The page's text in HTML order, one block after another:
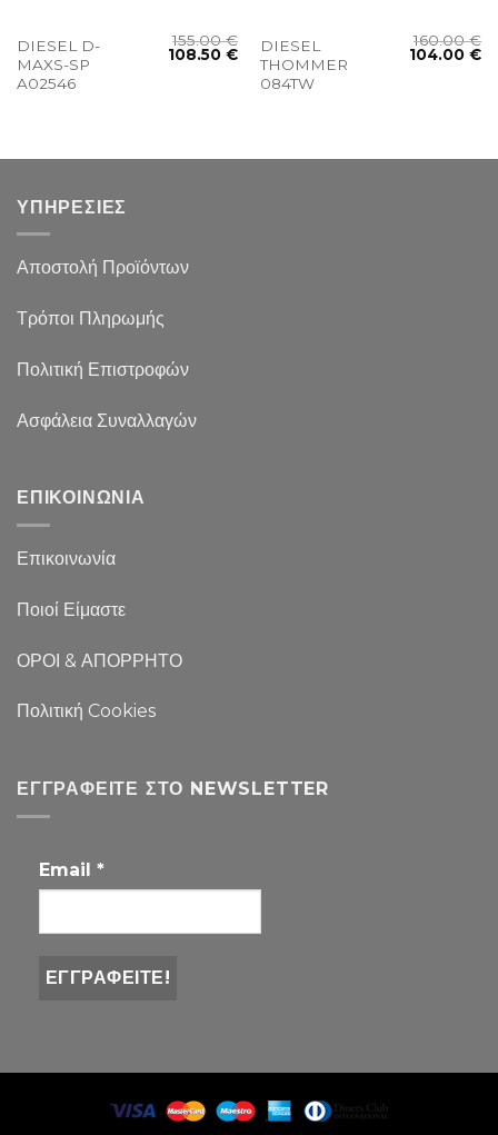
DIESEL D-
MAXS-SP
A02546
155.00€
108.50€
DIESEL
THOMMER
084TW
160.00€
104.00€
ΥΠΗΡΕΣΙΕΣ
Αποστολή Προϊόντων
Τρόποι Πληρωμής
Πολιτική Επιστροφών
Ασφάλεια Συναλλαγών
ΕΠΙΚΟΙΝΩΝΙΑ
Επικοινωνία
Ποιοί Είμαστε
ΟΡΟΙ & ΑΠΟΡΡΗΤΟ
Πολιτική Cookies
ΕΓΓΡΑΦΕΊΤΕ ΣΤΟ NEWSLETTER
Email *